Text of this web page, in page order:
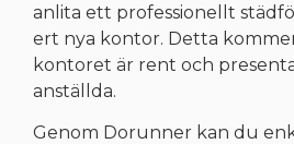
anlita ett professionellt
ert nya kontor. Detta
kontoret är rent och
anställda.
Genom Dorunner kan du